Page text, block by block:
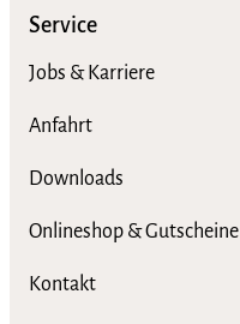
Service
Jobs & Karriere
Anfahrt
Downloads
Onlineshop & Gutscheine
Kontakt